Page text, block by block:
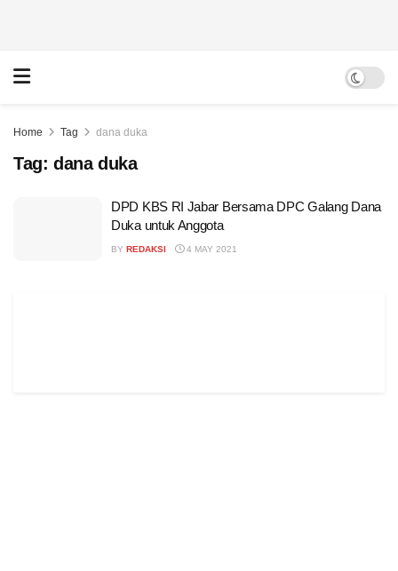
Home Tag dana duka
Tag: dana duka
DPD KBS RI Jabar Bersama DPC Galang Dana
Duka untuk Anggota
BY REDAKSI 4 MAY 2021